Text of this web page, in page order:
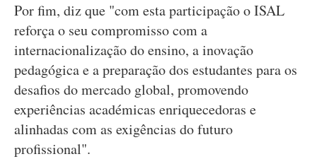
Por fim, diz que "com esta participação o ISAL
reforça o seu compromisso com a
internacionalização do ensino, a inovação
pedagógica e a preparação dos estudantes para os
desafios do mercado global, promovendo
experiências académicas enriquecedoras e
alinhadas com as exigências do futuro
profissional".